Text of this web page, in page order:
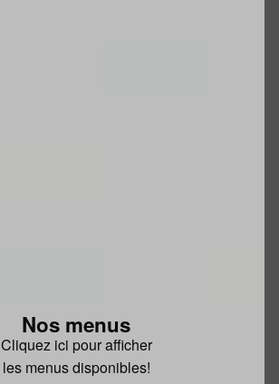
Nos menus
Cliquez ici pour afficher
les menus disponibles!